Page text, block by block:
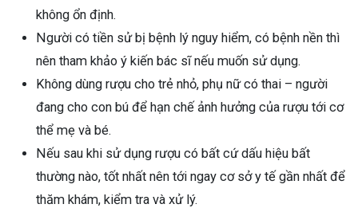
không ổn định.
Người có tiền sử bị bệnh lý nguy hiểm, có bệnh nền thì
nên tham khảo ý kiến bác sĩ nếu muốn sử dụng.
Không dùng rượu cho trẻ nhỏ, phụ nữ có thai – người
đang cho con bú để hạn chế ảnh hưởng của rượu tới cơ
thể mẹ và bé.
Nếu sau khi sử dụng rượu có bất cứ dấu hiệu bất
thường nào, tốt nhất nên tới ngay cơ sở y tế gần nhất để
thăm khám, kiểm tra và xử lý.